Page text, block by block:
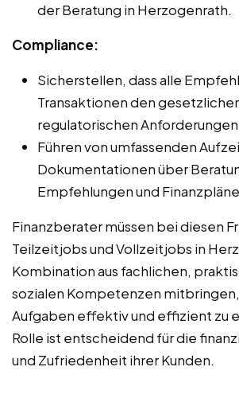
der Beratung in Herzogenrath.
Compliance:
Sicherstellen, dass alle
Transaktionen den
regulatorischen
Führen von umfassenden
Dokumentationen über
Empfehlungen und
Finanzberater müssen bei diesen
Teilzeitjobs und Vollzeitjobs in
Kombination aus fachlichen,
sozialen Kompetenzen
Aufgaben effektiv und effizient zu
Rolle ist entscheidend für die
und Zufriedenheit ihrer Kunden.